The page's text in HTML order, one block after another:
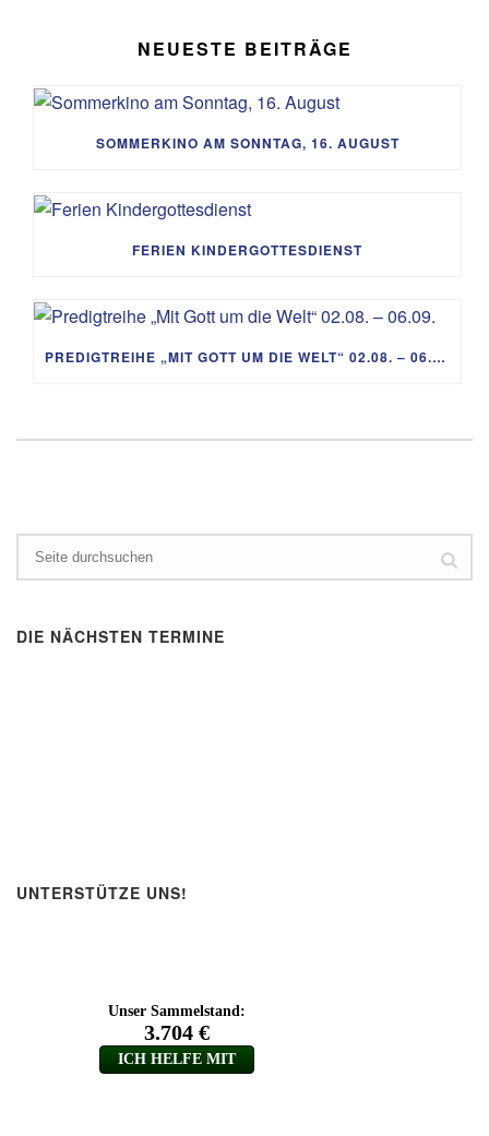
NEUESTE BEITRÄGE
SOMMERKINO AM SONNTAG, 16. AUGUST
FERIEN KINDERGOTTESDIENST
PREDIGTREIHE „MIT GOTT UM DIE WELT“ 02.08. – 06.09.
DIE NÄCHSTEN TERMINE
UNTERSTÜTZE UNS!